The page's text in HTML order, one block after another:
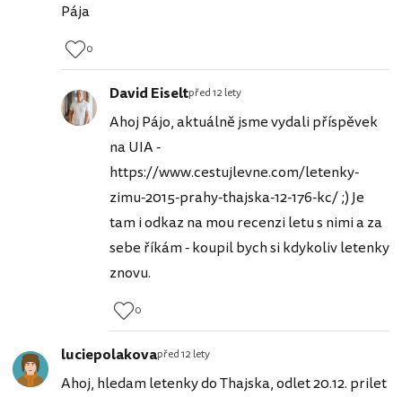
Pája
0
David Eiseltpřed 12 lety
Ahoj Pájo, aktuálně jsme vydali příspěvek
na UIA -
https://www.cestujlevne.com/letenky-
zimu-2015-prahy-thajska-12-176-kc/ ;) Je
tam i odkaz na mou recenzi letu s nimi a za
sebe říkám - koupil bych si kdykoliv letenky
znovu.
0
luciepolakovapřed 12 lety
Ahoj, hledam letenky do Thajska, odlet 20.12. prilet